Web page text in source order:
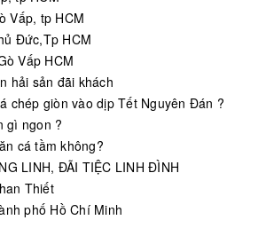
Vấp, tp HCM
Đức,Tp HCM
Vấp HCM
hải sản đãi khách
chép giòn vào dịp Tết Nguyên Đán ?
gì ngon ?
cá tầm không?
LINH, ĐÃI TIỆC LINH ĐÌNH
Thiết
phố Hồ Chí Minh